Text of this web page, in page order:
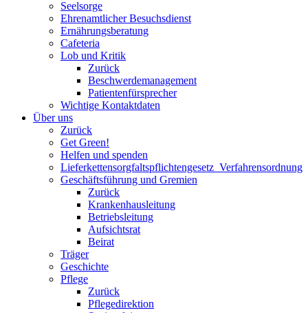
Seelsorge
Ehrenamtlicher Besuchsdienst
Ernährungsberatung
Cafeteria
Lob und Kritik
Zurück
Beschwerdemanagement
Patientenfürsprecher
Wichtige Kontaktdaten
Über uns
Zurück
Get Green!
Helfen und spenden
Lieferkettensorgfaltspflichtengesetz_Verfahrensordnung
Geschäftsführung und Gremien
Zurück
Krankenhausleitung
Betriebsleitung
Aufsichtsrat
Beirat
Träger
Geschichte
Pflege
Zurück
Pflegedirektion